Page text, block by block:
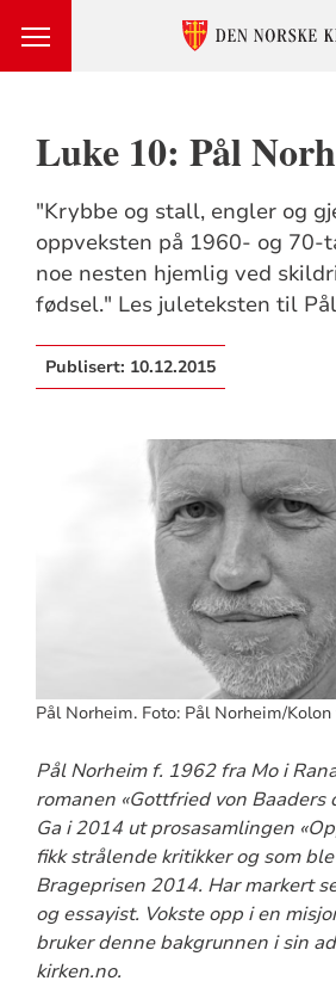
Luke 10: Pål
"Krybbe og stall, engler og
oppveksten på 1960- og
noe nesten hjemlig ved
fødsel." Les juleteksten til
Publisert: 10.12.2015
Pål Norheim. Foto: Pål Norheim/
Pål Norheim f. 1962 fra Mo i
romanen «Gottfried von Baaders
Ga i 2014 ut prosasamlingen
fikk strålende kritikker og som
Brageprisen 2014. Har markert
og essayist. Vokste opp i en
bruker denne bakgrunnen i sin
kirken.no.